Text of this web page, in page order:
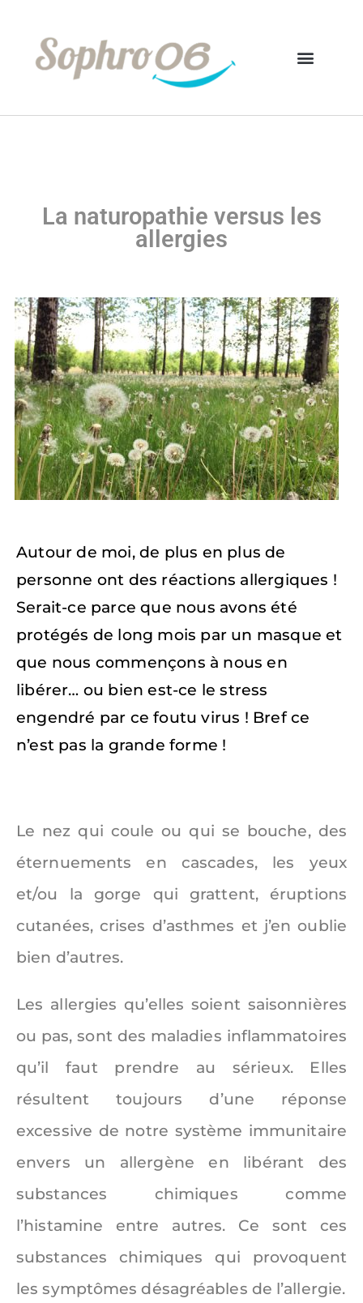
La naturopathie versus les
allergies
Autour de moi, de plus en plus de
personne ont des réactions allergiques !
Serait-ce parce que nous avons été
protégés de long mois par un masque et
que nous commençons à nous en
libérer… ou bien est-ce le stress
engendré par ce foutu virus ! Bref ce
n’est pas la grande forme !
Le nez qui coule ou qui se bouche, des
éternuements en cascades, les yeux
et/ou la gorge qui grattent, éruptions
cutanées, crises d’asthmes et j’en oublie
bien d’autres.
Les allergies qu’elles soient saisonnières
ou pas, sont des maladies inflammatoires
qu’il faut prendre au sérieux. Elles
résultent toujours d’une réponse
excessive de notre système immunitaire
envers un allergène en libérant des
substances chimiques comme
l’histamine entre autres. Ce sont ces
substances chimiques qui provoquent
les symptômes désagréables de l’allergie.